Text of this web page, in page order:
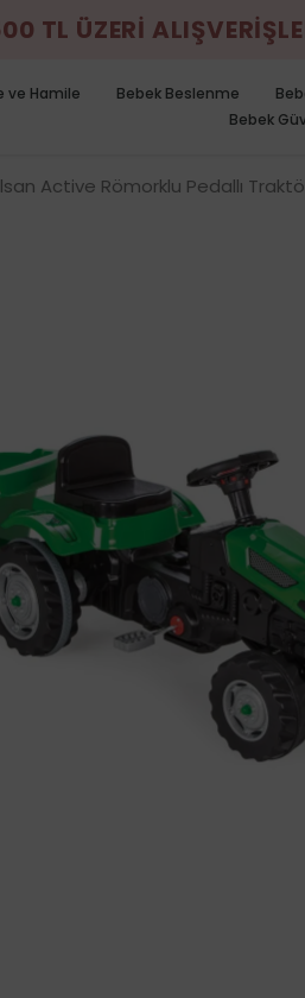
TL ÜZERİ
ve Hamile Bebek Beslenme
Bebek
Active Römorklu Pedallı